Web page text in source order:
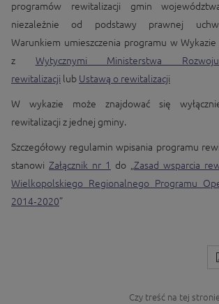
programów rewitalizacji gmin
niezależnie od podstawy prawnej
Warunkiem umieszczenia programu w
z Wytycznymi Ministerstwa
rewitalizacji lub Ustawą o rewitalizacji
W wykazie może znajdować się
rewitalizacji z jednej gminy.
Szczegółowy regulamin wpisania programu
stanowi Załącznik nr 1 do „ Zasad wsparcia
Wielkopolskiego Regionalnego Programu
2014‑2020”
Czy treść na tej